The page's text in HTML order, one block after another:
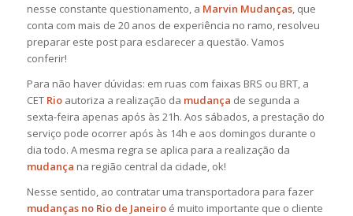
nesse constante questionamento, a Marvin Mudanças, que
conta com mais de 20 anos de experiência no ramo, resolveu
preparar este post para esclarecer a questão. Vamos
conferir!
Para não haver dúvidas: em ruas com faixas BRS ou BRT, a
CETRioautoriza a realização da mudança de segunda a
sexta-feira apenas após às 21h. Aos sábados, a prestação do
serviço pode ocorrer após às 14h e aos domingos durante o
dia todo. A mesma regra se aplica para a realização da
mudança na região central da cidade, ok!
Nesse sentido, ao contratar uma transportadora para fazer
mudanças no Rio de Janeiroé muito importante que o cliente